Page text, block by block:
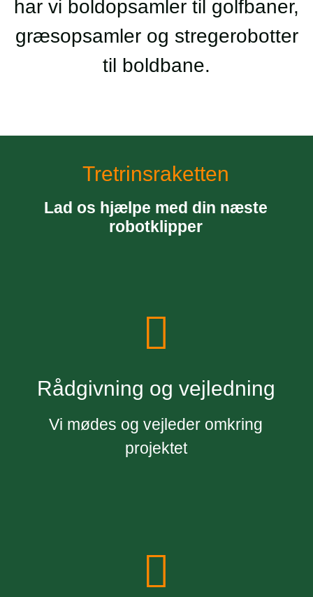
har vi boldopsamler til golfbaner,
græsopsamler og stregerobotter
til boldbane.
Tretrinsraketten
Lad os hjælpe med din næste
robotklipper
Rådgivning og vejledning
Vi mødes og vejleder omkring
projektet